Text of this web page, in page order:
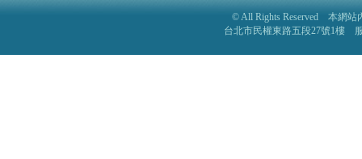
© All Rights Reserved 本網站
台北市民權東路五段27號1樓